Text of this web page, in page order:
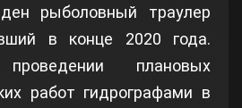
рыболовный траулер
в конце 2020 года.
плановых
работ гидрографами в